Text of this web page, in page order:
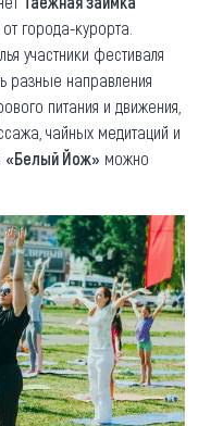
города-курорта.
участники фестиваля
разные направления
питания и движения,
чайных медитаций и
«Белый Йож» можно